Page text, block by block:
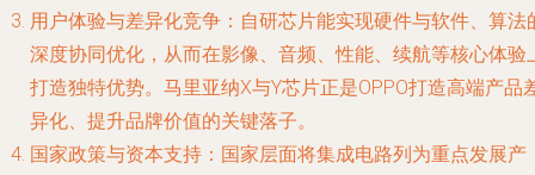
用户体验与差异化竞争：自研芯片能实现硬件与软件、算法
深度协同优化，从而在影像、音频、性能、续航等核心体验
打造独特优势。马里亚纳X与Y芯片正是OPPO打造高端产品
异化、提升品牌价值的关键落子。
国家政策与资本支持：国家层面将集成电路列为重点发展产